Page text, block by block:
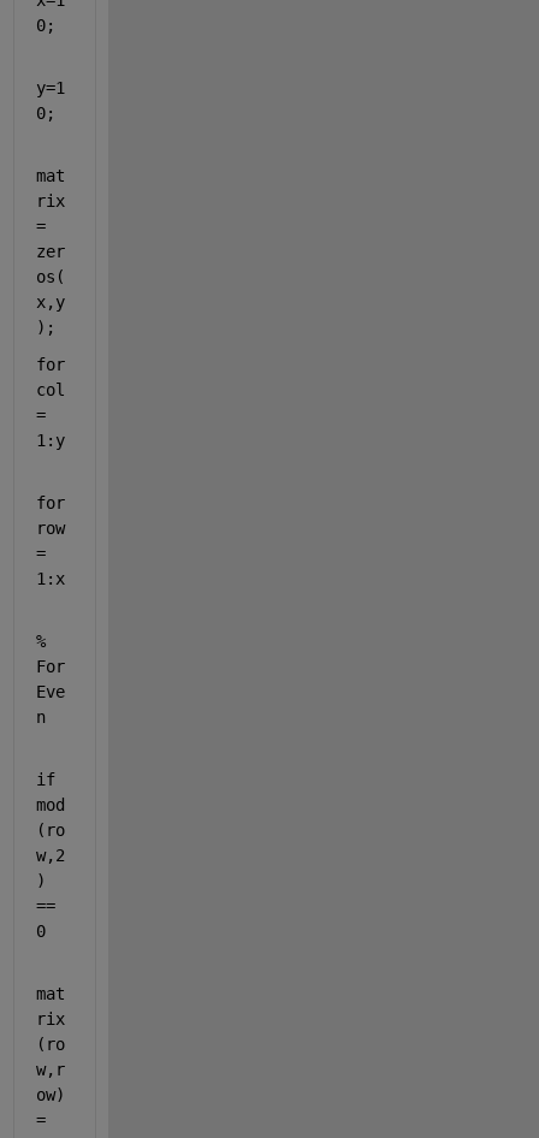
0;
y=1
0;
mat
rix
=
zer
os(
x,y
);
for
col
=
1:y
for
row
=
1:x
%
For
Eve
n
if
mod
(ro
w,2
)
==
0
mat
rix
(ro
w,r
ow)
=